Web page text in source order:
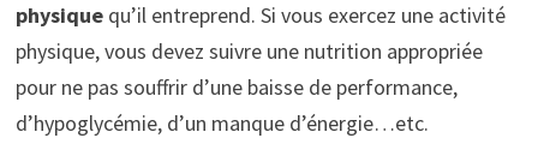
physiquequ’il entreprend. Si vous exercez une activité
physique, vous devez suivre une nutrition appropriée
pour ne pas souffrir d’une baisse de performance,
d’hypoglycémie, d’un manque d’énergie…etc.